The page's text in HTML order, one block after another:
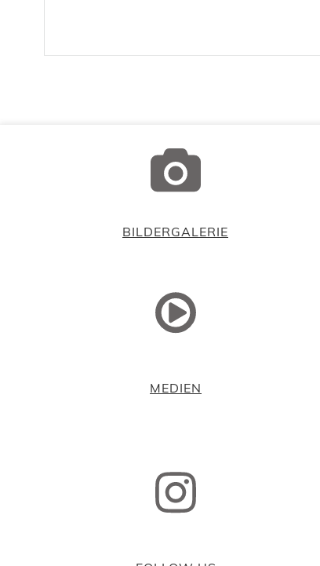
BILDERGALERIE
MEDIEN